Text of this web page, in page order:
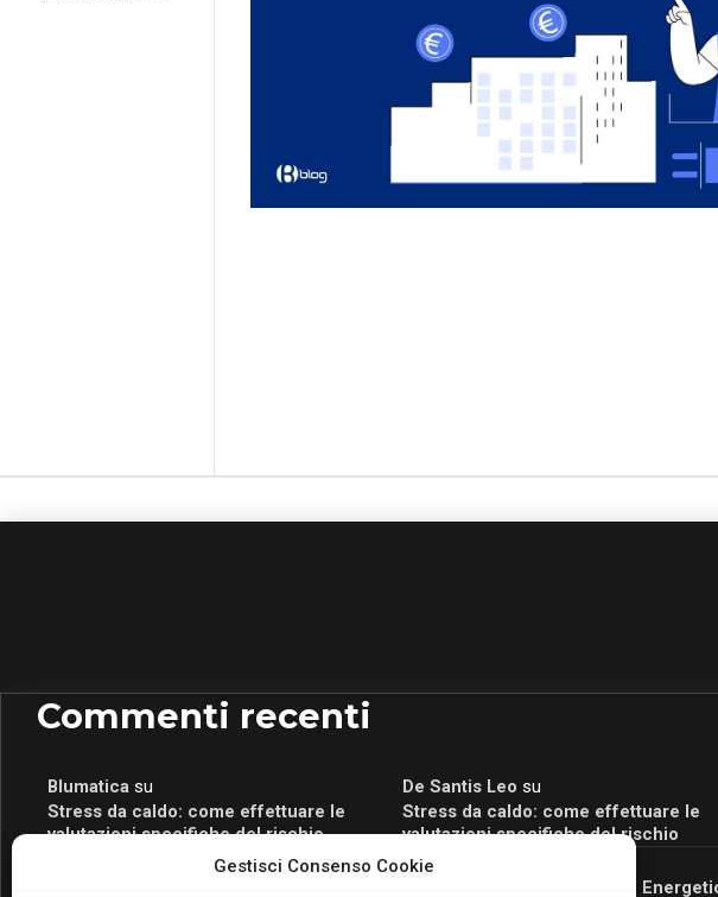
Gestisci Consenso Cookie
Commenti recenti
Blumaticasu
Stress da caldo: come effettuare le
valutazioni specifiche del rischio
De Santis Leo su
Stress da caldo: come effettuare le
valutazioni specifiche del rischio
Romeo Myrtaj
Portale per la Certificazione